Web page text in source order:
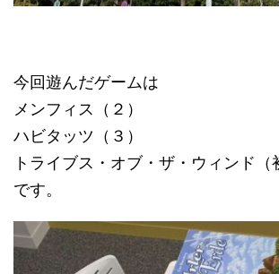
今回遊んだゲームは
メンフィス（２）
ハビタッツ（３）
トライブス・オブ・ザ・ウィンド（
です。